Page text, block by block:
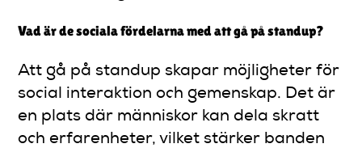
Vad är de sociala fördelarna med att gå på standup?
Att gå på standup skapar möjligheter för
social interaktion och gemenskap. Det är
en plats där människor kan dela skratt
och erfarenheter, vilket stärker banden